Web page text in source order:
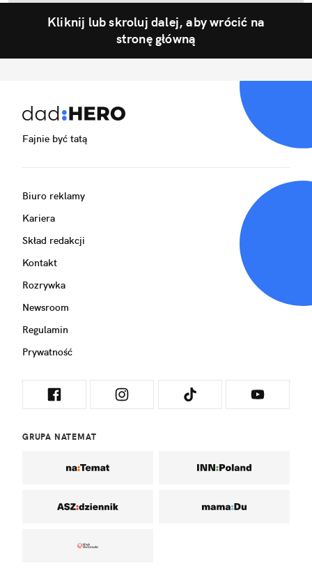
Kliknij lub skroluj dalej, aby wrócić na
stronę główną
Fajnie być tatą
Biuro reklamy
Kariera
Skład redakcji
Kontakt
Rozrywka
Newsroom
Regulamin
Prywatność
GRUPA NATEMAT